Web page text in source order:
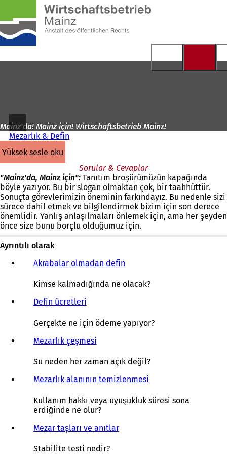
İçeriğe atla
Mainz'da! Mainz için! Wirtschaftsbetrieb Mainz!
Mezarlık & Defin
yüksek sesle oku
Sorular & Cevaplar
"Mainz'da, Mainz için": Tanıtım broşürümüzün kapağında
böyle yazıyor. Bu bir slogan olmaktan çok, bir taahhüttür.
Sonuçta görevlerimizin öneminin farkındayız. Bu nedenle sizi
sürece dahil etmek ve bilgilendirmek bizim için son derece
önemlidir. Yanlış anlaşılmaları önlemek için, ama her şeyden
önce size bunu borçlu olduğumuz için.
Ayrıntılı olarak
Akrabalar olmadan defin
Kimse kalmadığında ne olacak?
Defin ücretleri
Gerçekte ne için ödeme yapıyor?
Mezarlık çeşmesi
Su neden her zaman açık değil?
Mezarlık alanının temizlenmesi
Kullanım hakkı veya uyuşukluk süresi sona
erdiğinde ne olur?
Mezar taşları ve anıtlar
Stabilite testi nedir?